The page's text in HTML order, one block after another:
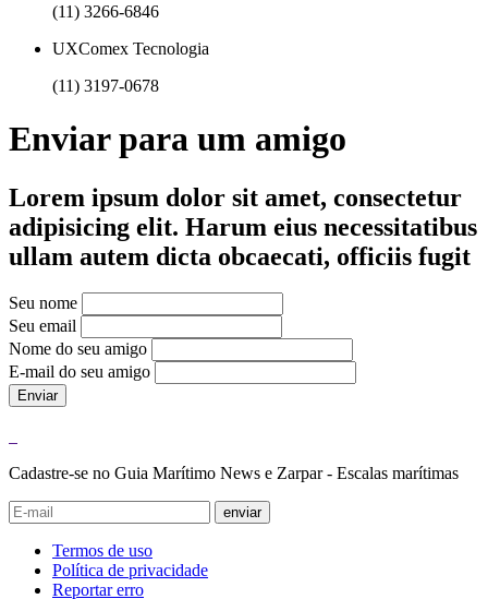
(11) 3266-6846
UXComex Tecnologia
(11) 3197-0678
Enviar para um amigo
Lorem ipsum dolor sit amet, consectetur
adipisicing elit. Harum eius necessitatibus
ullam autem dicta obcaecati, officiis fugit
Seu nome
Seu email
Nome do seu amigo
E-mail do seu amigo
Enviar
Cadastre-se no Guia Marítimo News e Zarpar - Escalas marítimas
enviar
Termos de uso
Política de privacidade
Reportar erro